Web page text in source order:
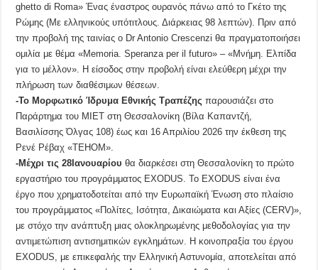
ghetto di Roma» Ένας έναστρος ουρανός πάνω από το Γκέτο της
Ρώμης (Με ελληνικούς υπότιτλους. Διάρκειας 98 λεπτών). Πριν από
την προβολή της ταινίας ο Dr Antonio Crescenzi θα πραγματοποιήσει
ομιλία με θέμα «Memoria. Speranza per il futuro» – «Μνήμη. Ελπίδα
για το μέλλον». Η είσοδος στην προβολή είναι ελεύθερη μέχρι την
πλήρωση των διαθέσιμων θέσεων.
-Το Μορφωτικό Ίδρυμα Εθνικής Τραπέζηςπαρουσιάζει στο
Παράρτημα του ΜΙΕΤ στη Θεσσαλονίκη (Βίλα Καπαντζή,
Βασιλίσσης Όλγας 108) έως και 16 Απριλίου 2026 την έκθεση της
Ρενέ Ρέβαχ «TEHOM».
-Μέχρι τις 28Ιανουαρίου θα διαρκέσει στη Θεσσαλονίκη το πρώτο
εργαστήριο του προγράμματος EXODUS. Το EXODUS είναι ένα
έργο που χρηματοδοτείται από την Ευρωπαϊκή Ένωση στο πλαίσιο
του προγράμματος «Πολίτες, Ισότητα, Δικαιώματα και Αξίες (CERV)»,
με στόχο την ανάπτυξη μιας ολοκληρωμένης μεθοδολογίας για την
αντιμετώπιση αντισημιτικών εγκλημάτων. Η κοινοπραξία του έργου
EXODUS, με επικεφαλής την Ελληνική Αστυνομία, αποτελείται από